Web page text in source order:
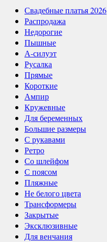
Свадебные платья 2026
Распродажа
Недорогие
Пышные
А-силуэт
Русалка
Прямые
Короткие
Ампир
Кружевные
Для беременных
Большие размеры
С рукавами
Ретро
Со шлейфом
С поясом
Пляжные
Не белого цвета
Трансформеры
Закрытые
Эксклюзивные
Для венчания